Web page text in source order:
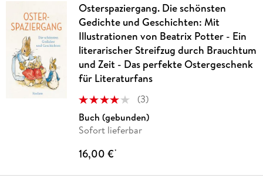
Osterspaziergang. Die schönsten
Gedichte und Geschichten: Mit
Illustrationen von Beatrix Potter - Ein
literarischer Streifzug durch Brauchtum
und Zeit - Das perfekte Ostergeschenk
für Literaturfans
(3)
Buch (gebunden)
Sofort lieferbar
16,00 €*